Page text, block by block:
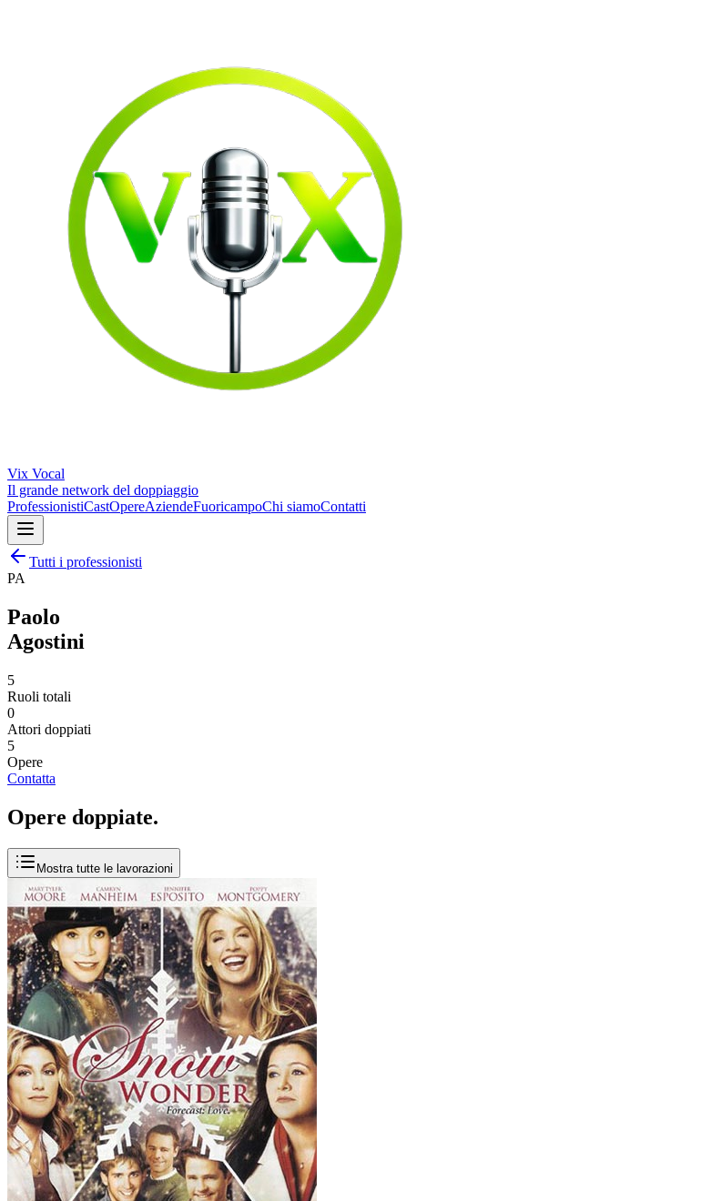
Vix Vocal
Il grande network del doppiaggio
ProfessionistiCastOpereAziendeFuoricampoChi siamoContatti
Tutti i professionisti
PA
Paolo
Agostini
5
Ruoli totali
0
Attori doppiati
5
Opere
Contatta
Opere doppiate.
Mostra tutte le lavorazioni